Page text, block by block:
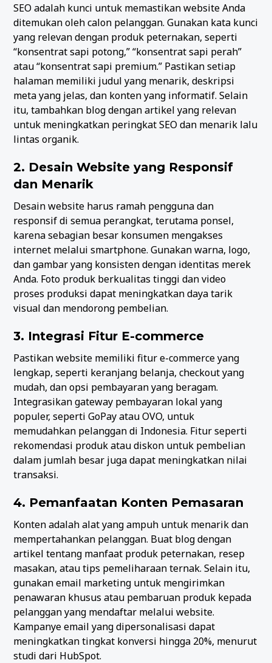
SEO adalah kunci untuk memastikan website Anda
ditemukan oleh calon pelanggan. Gunakan kata kunci
yang relevan dengan produk peternakan, seperti
“konsentrat sapi potong,” “konsentrat sapi perah”
atau “konsentrat sapi premium.” Pastikan setiap
halaman memiliki judul yang menarik, deskripsi
meta yang jelas, dan konten yang informatif. Selain
itu, tambahkan blog dengan artikel yang relevan
untuk meningkatkan peringkat SEO dan menarik lalu
lintas organik.
2. Desain Website yang Responsif
dan Menarik
Desain website harus ramah pengguna dan
responsif di semua perangkat, terutama ponsel,
karena sebagian besar konsumen mengakses
internet melalui smartphone. Gunakan warna, logo,
dan gambar yang konsisten dengan identitas merek
Anda. Foto produk berkualitas tinggi dan video
proses produksi dapat meningkatkan daya tarik
visual dan mendorong pembelian.
3. Integrasi Fitur E-commerce
Pastikan website memiliki fitur e-commerce yang
lengkap, seperti keranjang belanja, checkout yang
mudah, dan opsi pembayaran yang beragam.
Integrasikan gateway pembayaran lokal yang
populer, seperti GoPay atau OVO, untuk
memudahkan pelanggan di Indonesia. Fitur seperti
rekomendasi produk atau diskon untuk pembelian
dalam jumlah besar juga dapat meningkatkan nilai
transaksi.
4. Pemanfaatan Konten Pemasaran
Konten adalah alat yang ampuh untuk menarik dan
mempertahankan pelanggan. Buat blog dengan
artikel tentang manfaat produk peternakan, resep
masakan, atau tips pemeliharaan ternak. Selain itu,
gunakan email marketing untuk mengirimkan
penawaran khusus atau pembaruan produk kepada
pelanggan yang mendaftar melalui website.
Kampanye email yang dipersonalisasi dapat
meningkatkan tingkat konversi hingga 20%, menurut
studi dari HubSpot.